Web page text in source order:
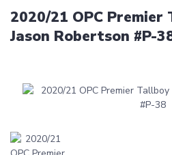
2020/21 OPC Premier
Jason Robertson #P-